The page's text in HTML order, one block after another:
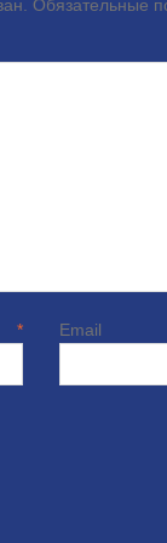
Обязательные
*